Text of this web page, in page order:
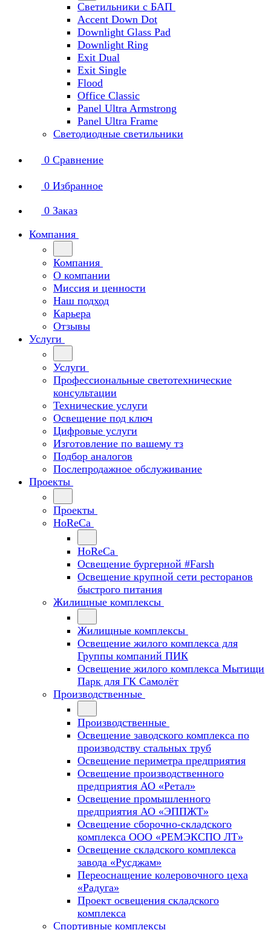
Светильники с БАП
Accent Down Dot
Downlight Glass Pad
Downlight Ring
Exit Dual
Exit Single
Flood
Office Classic
Panel Ultra Armstrong
Panel Ultra Frame
Светодиодные светильники
0 Сравнение
0 Избранное
0 Заказ
Компания
Компания
О компании
Миссия и ценности
Наш подход
Карьера
Отзывы
Услуги
Услуги
Профессиональные светотехнические
консультации
Технические услуги
Освещение под ключ
Цифровые услуги
Изготовление по вашему тз
Подбор аналогов
Послепродажное обслуживание
Проекты
Проекты
HoReCa
HoReCa
Освещение бургерной #Farsh
Освещение крупной сети ресторанов
быстрого питания
Жилищные комплексы
Жилищные комплексы
Освещение жилого комплекса для
Группы компаний ПИК
Освещение жилого комплекса Мытищи
Парк для ГК Самолёт
Производственные
Производственные
Освещение заводского комплекса по
производству стальных труб
Освещение периметра предприятия
Освещение производственного
предприятия АО «Ретал»
Освещение промышленного
предприятия АО «ЭППЖТ»
Освещение сборочно-складского
комплекса ООО «РЕМЭКСПО ЛТ»
Освещение складского комплекса
завода «Русджам»
Переоснащение колеровочного цеха
«Радуга»
Проект освещения складского
комплекса
Спортивные комплексы